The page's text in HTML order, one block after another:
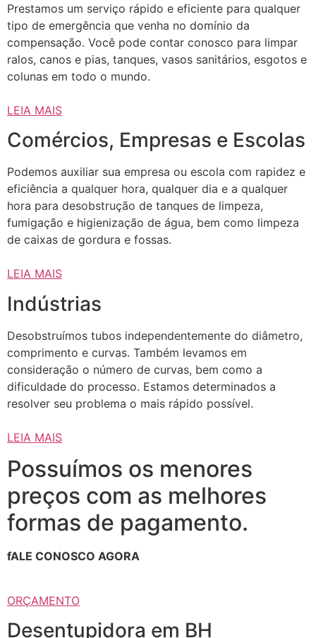
Prestamos um serviço rápido e eficiente para qualquer
tipo de emergência que venha no domínio da
compensação. Você pode contar conosco para limpar
ralos, canos e pias, tanques, vasos sanitários, esgotos e
colunas em todo o mundo.
LEIA MAIS
Comércios, Empresas e Escolas
Podemos auxiliar sua empresa ou escola com rapidez e
eficiência a qualquer hora, qualquer dia e a qualquer
hora para desobstrução de tanques de limpeza,
fumigação e higienização de água, bem como limpeza
de caixas de gordura e fossas.
LEIA MAIS
Indústrias
Desobstruímos tubos independentemente do diâmetro,
comprimento e curvas. Também levamos em
consideração o número de curvas, bem como a
dificuldade do processo. Estamos determinados a
resolver seu problema o mais rápido possível.
LEIA MAIS
Possuímos os menores
preços com as melhores
formas de pagamento.
fALE CONOSCO AGORA
ORÇAMENTO
Desentupidora em BH